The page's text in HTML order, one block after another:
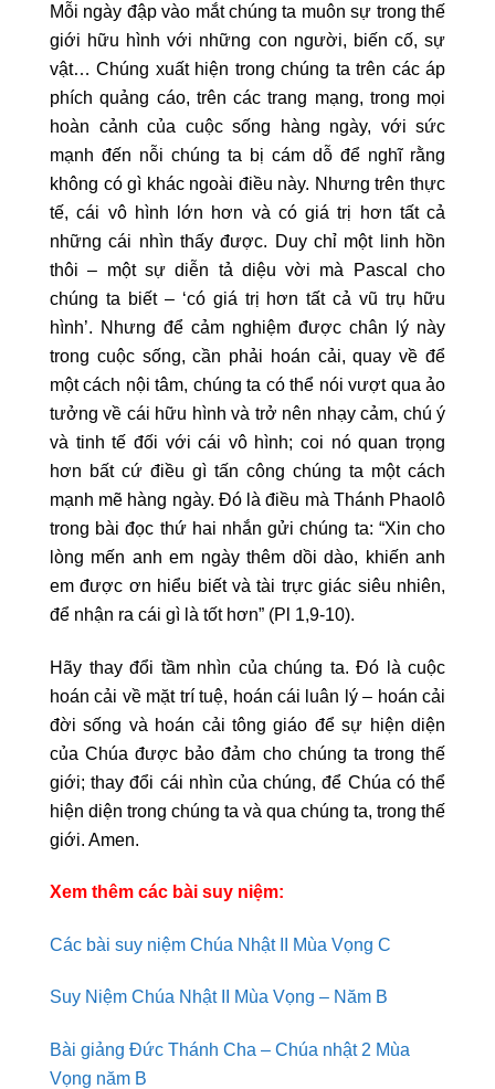
Mỗi ngày đập vào mắt chúng ta muôn sự trong thế
giới hữu hình với những con người, biến cố, sự
vật… Chúng xuất hiện trong chúng ta trên các áp
phích quảng cáo, trên các trang mạng, trong mọi
hoàn cảnh của cuộc sống hàng ngày, với sức
mạnh đến nỗi chúng ta bị cám dỗ để nghĩ rằng
không có gì khác ngoài điều này. Nhưng trên thực
tế, cái vô hình lớn hơn và có giá trị hơn tất cả
những cái nhìn thấy được. Duy chỉ một linh hồn
thôi – một sự diễn tả diệu vời mà Pascal cho
chúng ta biết – ‘có giá trị hơn tất cả vũ trụ hữu
hình’. Nhưng để cảm nghiệm được chân lý này
trong cuộc sống, cần phải hoán cải, quay về để
một cách nội tâm, chúng ta có thể nói vượt qua ảo
tưởng về cái hữu hình và trở nên nhạy cảm, chú ý
và tinh tế đối với cái vô hình; coi nó quan trọng
hơn bất cứ điều gì tấn công chúng ta một cách
mạnh mẽ hàng ngày. Đó là điều mà Thánh Phaolô
trong bài đọc thứ hai nhắn gửi chúng ta: “Xin cho
lòng mến anh em ngày thêm dồi dào, khiến anh
em được ơn hiểu biết và tài trực giác siêu nhiên,
để nhận ra cái gì là tốt hơn” (Pl 1,9-10).
Hãy thay đổi tầm nhìn của chúng ta. Đó là cuộc
hoán cải về mặt trí tuệ, hoán cái luân lý – hoán cải
đời sống và hoán cải tông giáo để sự hiện diện
của Chúa được bảo đảm cho chúng ta trong thế
giới; thay đổi cái nhìn của chúng, để Chúa có thể
hiện diện trong chúng ta và qua chúng ta, trong thế
giới. Amen.
Xem thêm các bài suy niệm:
Các bài suy niệm Chúa Nhật II Mùa Vọng C
Suy Niệm Chúa Nhật II Mùa Vọng – Năm B
Bài giảng Đức Thánh Cha – Chúa nhật 2 Mùa
Vọng năm B